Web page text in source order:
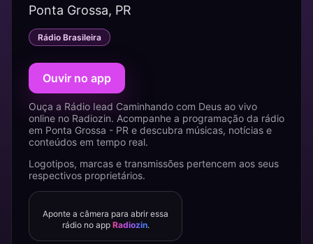
Ponta Grossa, PR
Rádio Brasileira
Ouvir no app
Ouça a Rádio Iead Caminhando com Deus ao vivo
online no Radiozin. Acompanhe a programação da rádio
em Ponta Grossa - PR e descubra músicas, notícias e
conteúdos em tempo real.
Logotipos, marcas e transmissões pertencem aos seus
respectivos proprietários.
Aponte a câmera para abrir essa
rádio no app Radiozin.